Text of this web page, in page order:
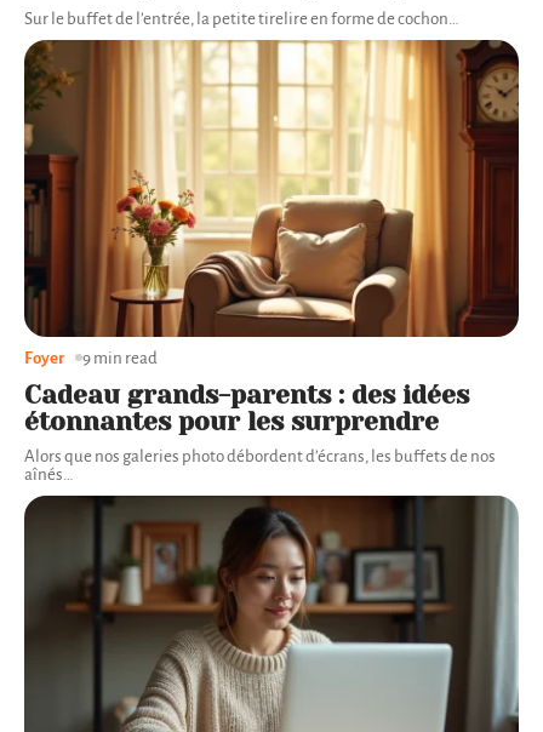
Sur le buffet de l’entrée, la petite tirelire en forme de cochon
Cadeau grands-parents : des idées
étonnantes pour les surprendre
Alors que nos galeries photo débordent d’écrans, les buffets de nos
aînés
Foyer 9 min read